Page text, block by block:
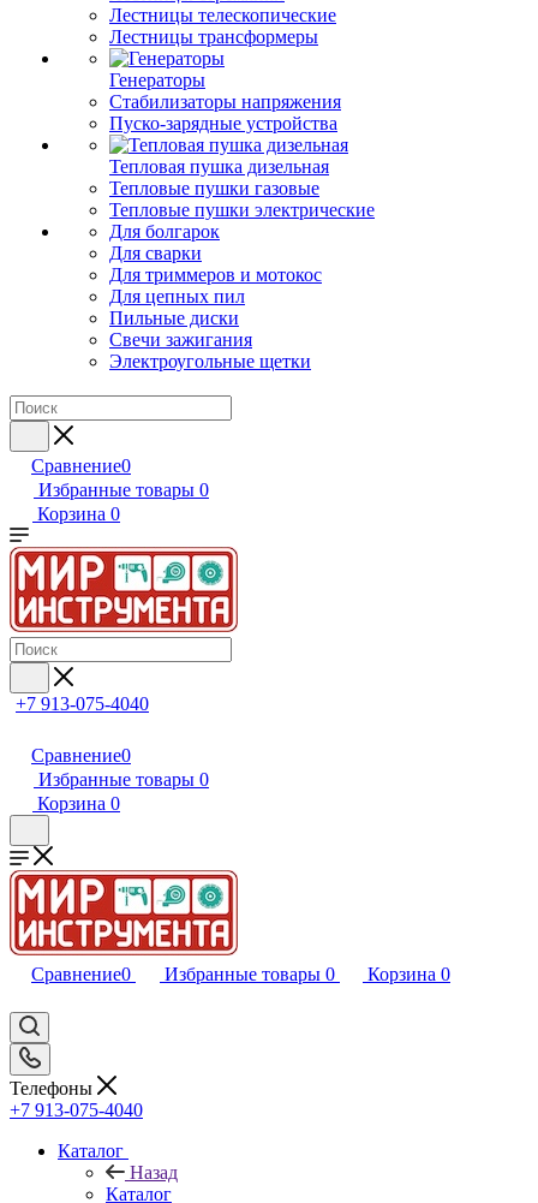
Лестницы телескопические
Лестницы трансформеры
Генераторы
Стабилизаторы напряжения
Пуско-зарядные устройства
Тепловая пушка дизельная
Тепловые пушки газовые
Тепловые пушки электрические
Для болгарок
Для сварки
Для триммеров и мотокос
Для цепных пил
Пильные диски
Свечи зажигания
Электроугольные щетки
Сравнение0
Избранные товары 0
Корзина 0
+7 913-075-4040
Сравнение0
Избранные товары 0
Корзина 0
Сравнение0 Избранные товары 0 Корзина 0
Телефоны
+7 913-075-4040
Каталог
Назад
Каталог